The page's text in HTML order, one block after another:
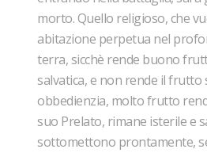
morto. Quello religioso, che
abitazione perpetua nel
terra, sicchè rende buono
salvatica, e non rende il
obbedienzia, molto frutto
suo Prelato, rimane isterile e
sottomettono prontamente,